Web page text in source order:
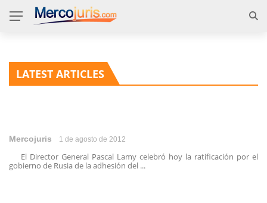
LATEST ARTICLES
Mercojuris 1 de agosto de 2012
El Director General Pascal Lamy celebró hoy la ratificación por el
gobierno de Rusia de la adhesión del ...